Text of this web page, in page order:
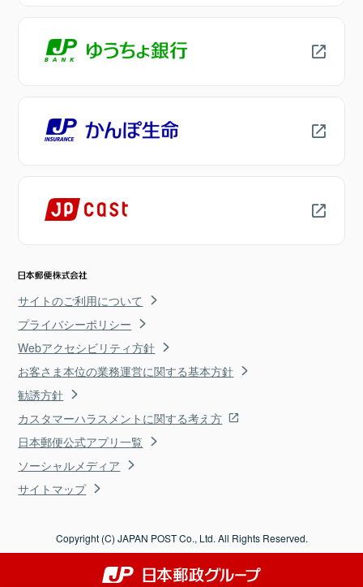
サイトのご利用について
プライバシーポリシー
Webアクセシビリティ方針
お客さま本位の業務運営に関する基本方針
勧誘方針
カスタマーハラスメントに関する考え方
日本郵便公式アプリ一覧
ソーシャルメディア
サイトマップ
Copyright (C) JAPAN POST Co., Ltd. All Rights Reserved.